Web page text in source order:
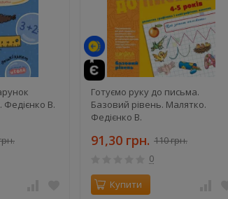
Федієнко В.
Готуємо руку до письма.
Базовий рівень. Малятко.
Федієнко В.
91,30 грн. 110 грн.
0
Купити